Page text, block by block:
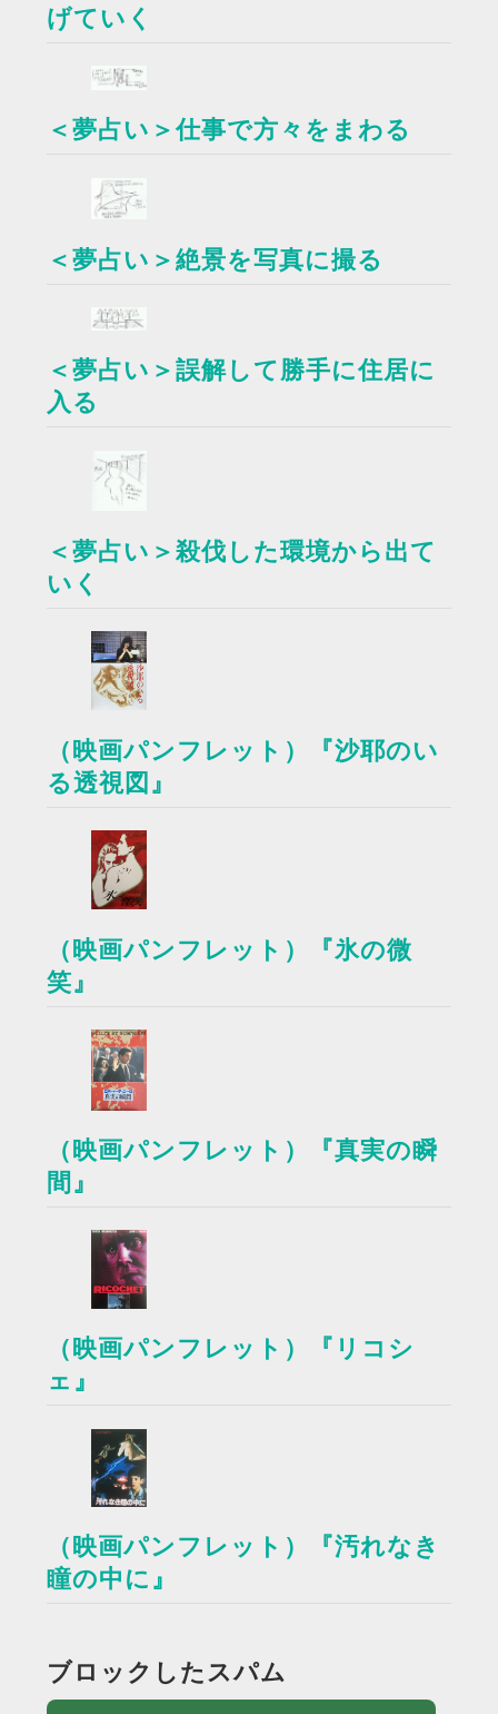
げていく
＜夢占い＞仕事で方々をまわる
＜夢占い＞絶景を写真に撮る
＜夢占い＞誤解して勝手に住居に
入る
＜夢占い＞殺伐した環境から出て
いく
（映画パンフレット）『沙耶のい
る透視図』
（映画パンフレット）『氷の微
笑』
（映画パンフレット）『真実の瞬
間』
（映画パンフレット）『リコシ
ェ』
（映画パンフレット）『汚れなき
瞳の中に』
ブロックしたスパム